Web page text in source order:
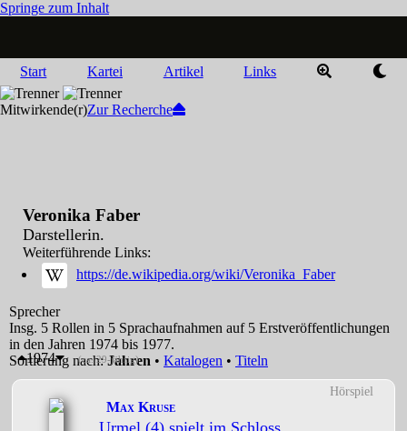
Springe zum Inhalt
Start Kartei Artikel Links
Mitwirkende(r)Zur Recherche
Veronika Faber
Darstellerin.
Weiterführende Links:
https://de.wikipedia.org/wiki/Veronika_Faber
Sprecher
Insg. 5 Rollen in 5 Sprachaufnahmen auf 5 Erstveröffentlichungen
in den Jahren 1974 bis 1977.
Sortierung nach:Jahren • Katalogen • Titeln
1974 (ca. 29-jährig)
Hörspiel
Max Kruse